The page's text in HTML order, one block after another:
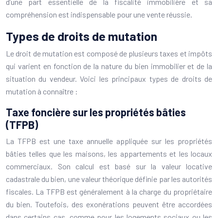
compréhension est indispensable pour une vente réussie.
Types de droits de mutation
Le droit de mutation est composé de plusieurs taxes et impôts
qui varient en fonction de la nature du bien immobilier et de la
situation du vendeur. Voici les principaux types de droits de
mutation à connaître :
Taxe foncière sur les propriétés bâties
(TFPB)
La TFPB est une taxe annuelle appliquée sur les propriétés
bâties telles que les maisons, les appartements et les locaux
commerciaux. Son calcul est basé sur la valeur locative
cadastrale du bien, une valeur théorique définie par les autorités
fiscales. La TFPB est généralement à la charge du propriétaire
du bien. Toutefois, des exonérations peuvent être accordées